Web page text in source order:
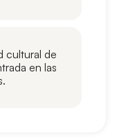
cultural de
en las